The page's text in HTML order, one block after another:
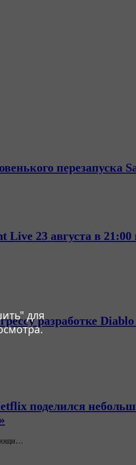
для
перезапуска
Live 23 августа в
разработке Diablo
поделился